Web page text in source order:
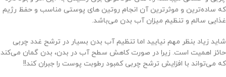
که ساده‌ترین و موثرترین آن انجام روتین های پوستی مناسب و حفظ رژیم
غذایی سالم و تنظیم میزان آب بدن می‌باشد.
شاید زیاد بنظر مهم نیایید اما تنظیم آب بدن بسیار در ترشح غدد چربی
حائز اهمیت است. زیرا در صورت کاهش سطح آب در بدن، بدن گمان می‌کند
که می‌تواند با افزایش ترشح چربی کمبود رطوبت پوست را جبران کند!!